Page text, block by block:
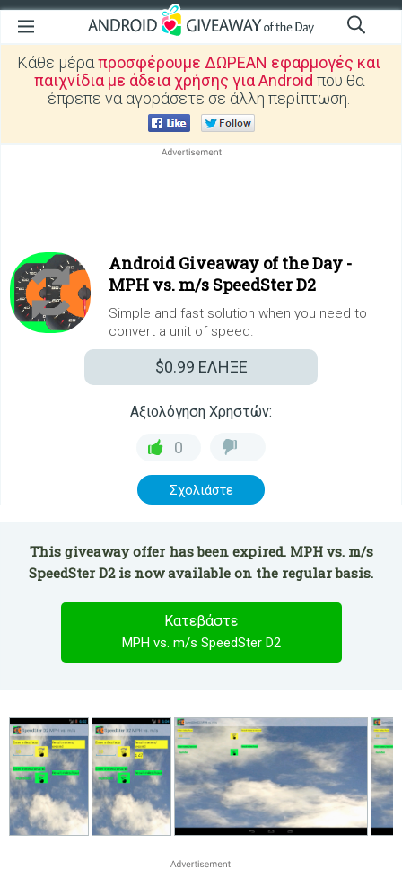
Κάθε μέραπροσφέρουμε ΔΩΡΕΑΝ εφαρμογές και
παιχνίδια με άδεια χρήσης για Android που θα
έπρεπε να αγοράσετε σε άλλη περίπτωση.
Android Giveaway of the Day -
MPH vs. m/s SpeedSter D2
Simple and fast solution when you need to
convert a unit of speed.
$0.99 ΕΛΗΞΕ
Αξιολόγηση Χρηστών:
0
Σχολιάστε
This giveaway offer has been expired. MPH vs. m/s
SpeedSter D2 is now available on the regular basis.
Κατεβάστε
MPH vs. m/s SpeedSter D2